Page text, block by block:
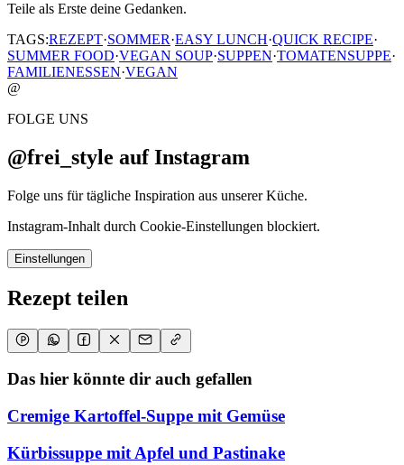
Teile als Erste deine Gedanken.
TAGS:REZEPT·SOMMER·EASY LUNCH·QUICK RECIPE·
SUMMER FOOD·VEGAN SOUP·SUPPEN·TOMATENSUPPE·
FAMILIENESSEN·VEGAN
@
FOLGE UNS
@frei_style auf Instagram
Folge uns für tägliche Inspiration aus unserer Küche.
Instagram-Inhalt durch Cookie-Einstellungen blockiert.
Einstellungen
Rezept teilen
Das hier könnte dir auch gefallen
Cremige Kartoffel-Suppe mit Gemüse
Kürbissuppe mit Apfel und Pastinake